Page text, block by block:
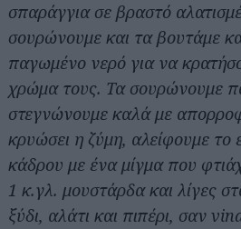
σπαράγγια σε βραστό
σουρώνουμε και τα βουτάμε
παγωμένο νερό για να
χρώμα τους. Τα σουρώνουμε
στεγνώνουμε καλά με
κρυώσει η ζύμη, αλείφουμε το
κάδρου με ένα μίγμα που
1 κ.γλ. μουστάρδα και λίγες
ξύδι, αλάτι και πιπέρι, σαν